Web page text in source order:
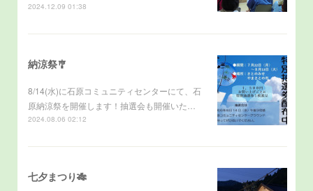
2024.12.09 01:38
納涼祭🎐
8/14(水)に石原コミュニティセンターにて、石
原納涼祭を開催します！抽選会も開催いた…
2024.08.06 02:12
七夕まつり🎋